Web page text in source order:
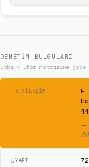
DENETIM BULGULARI
Etki × Efor matrisine
ETKILEŞIM
→
↳YAPI